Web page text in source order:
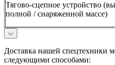
Тягово-сцепное устройство
полной / снаряженной массе)
Доставка нашей спецтехники
следующими способами: